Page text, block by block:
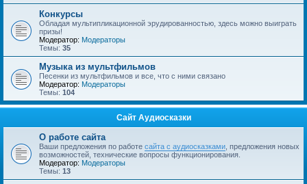
Конкурсы
Обладая мультипликационной эрудированностью, здесь можно выиграть
призы!
Модератор: Модераторы
Темы: 35
Музыка из мультфильмов
Песенки из мультфильмов и все, что с ними связано
Модератор: Модераторы
Темы: 104
Сайт Аудиосказки
О работе сайта
Ваши предложения по работе сайта с аудиосказками , предложения новых
возможностей, технические вопросы функционирования.
Модератор: Модераторы
Темы: 13